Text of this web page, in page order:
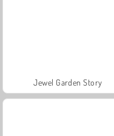
Jewel Garden Story